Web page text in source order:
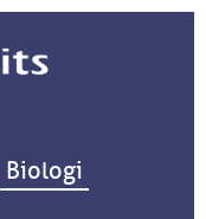
indhold
Biologi